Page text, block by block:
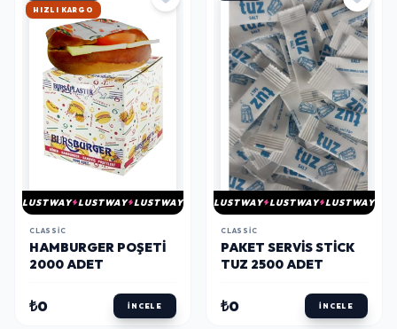
HIZLI KARGO
LUSTWAY LUSTWAY LUSTWAY
CLASSIC
HAMBURGER POŞETI
2000 ADET
₺0 İNCELE
LUSTWAY LUSTWAY LUSTWAY
CLASSIC
PAKET SERVIS STICK
TUZ 2500 ADET
₺0 İNCELE